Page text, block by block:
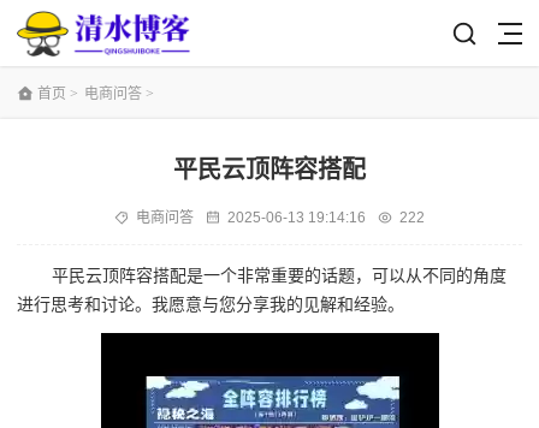
首页 > 电商问答 >
平民云顶阵容搭配
电商问答 2025-06-13 19:14:16 222
平民云顶阵容搭配是一个非常重要的话题，可以从不同的角度
进行思考和讨论。我愿意与您分享我的见解和经验。